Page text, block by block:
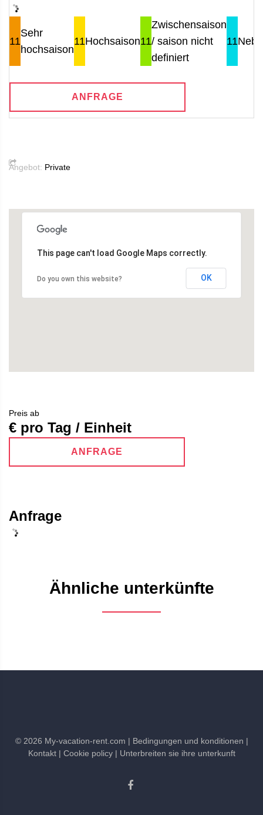
11
Sehr
hochsaison
11Hochsaison11
Zwischensaison
/ saison nicht
definiert
11
ANFRAGE
Angebot: Private
This page can't load Google Maps correctly.
Do you own this website? OK
Preis ab
€ pro Tag / Einheit
ANFRAGE
Anfrage
Ähnliche unterkünfte
© 2026 My-vacation-rent.com | Bedingungen und konditionen |
Kontakt | Cookie policy | Unterbreiten sie ihre unterkunft